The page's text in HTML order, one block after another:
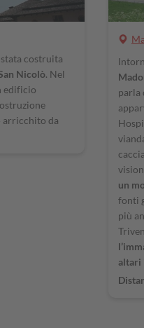
costruita
Nicolò. Nel
edificio
arricchito da
parla
un
fonti
più
altari